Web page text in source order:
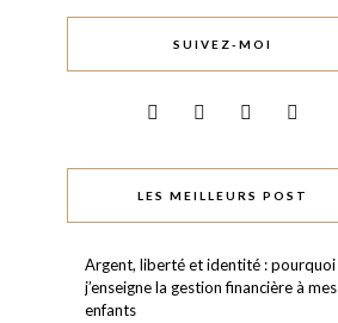
SUIVEZ-MOI
LES MEILLEURS POST
Argent, liberté et identité : pourquoi
j’enseigne la gestion financière à mes
enfants